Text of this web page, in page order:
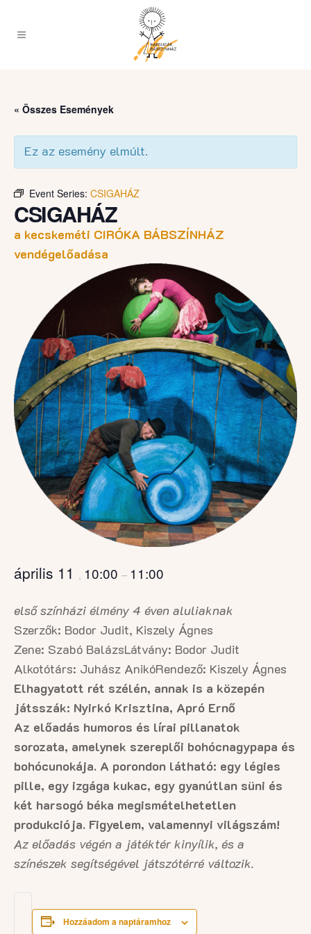
« Összes Események
Ez az esemény elmúlt.
Event Series: CSIGAHÁZ
CSIGAHÁZ
a kecskeméti CIRÓKA BÁBSZÍNHÁZ
vendégelőadása
április 11 , 10:00 – 11:00
első színházi élmény 4 éven aluliaknak
Szerzők: Bodor Judit, Kiszely Ágnes
Zene: Szabó BalázsLátvány: Bodor Judit
Alkotótárs: Juhász AnikóRendező: Kiszely Ágnes
Elhagyatott rét szélén, annak is a közepén
játsszák: Nyirkó Krisztina, Apró Ernő
Az előadás humoros és lírai pillanatok
sorozata, amelynek szereplői bohócnagypapa és
bohócunokája. A porondon látható: egy légies
pille, egy izgága kukac, egy gyanútlan süni és
két harsogó béka megismételhetetlen
produkciója. Figyelem, valamennyi világszám!
Az előadás végén a játéktér kinyílik, és a
színészek segítségével játszótérré változik.
Hozzáadom a naptáramhoz